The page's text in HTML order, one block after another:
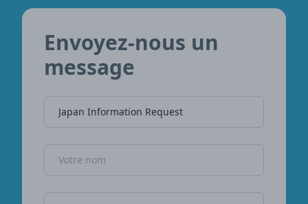
Envoyez-nous un
message